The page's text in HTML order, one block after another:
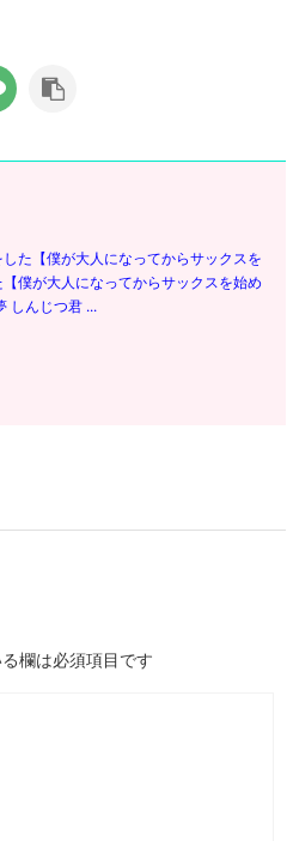
た【僕が大人になってからサックスを
僕が大人になってからサックスを始め
しんじつ君 ...
欄は必須項目です